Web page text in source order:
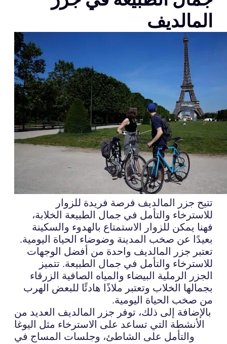
المالديف
تتيح جزر المالديف فرصة فريدة للزوار
للاسترخاء والتأمل في جمال الطبيعة الخلابة،
فهنا يمكن للزوار الاستمتاع بالهدوء والسكينة
بعيدًا عن صخب المدينة وضوضاء الحياة اليومية.
تعتبر جزر المالديف واحدة من أفضل الوجهات
للاسترخاء والتأمل في جمال الطبيعة. تتميز
الجزر الرملية البيضاء والمياه الصافية الزرقاء
بجمالها الخلاب وتعتبر ملاذًا هادئًا للبعض الهرب
من صخب الحياة اليومية.
بالإضافة إلى ذلك، توفر جزر المالديف العديد من
الأنشطة التي تساعد على الاسترخاء مثل اليوغا
والتأمل على الشاطئ، وجلسات المساج في